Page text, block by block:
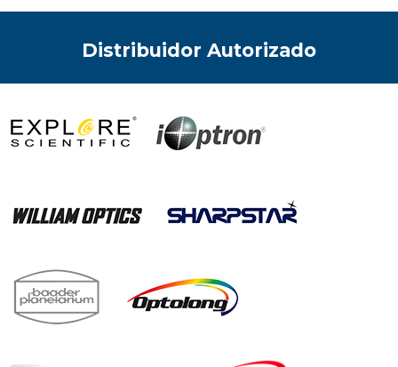
Distribuidor Autorizado